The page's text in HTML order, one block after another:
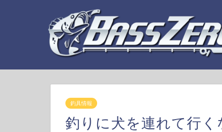
釣具情報
釣りに犬を連れて行